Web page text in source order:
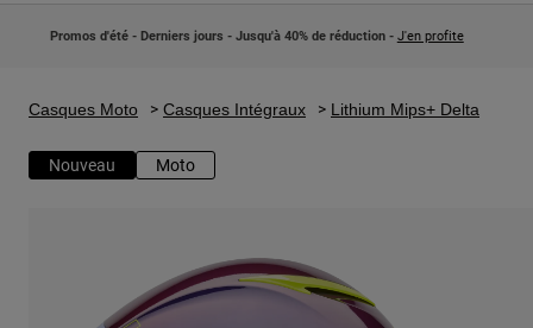
Nouveautés
Casques Motocross Enfant
Explorez Moto
Jet
Nouveautés
Lifestyle
Intégrales
Promos d'été - Derniers jours - Jusqu'à 40% de réduction - J'en profite
Casques Moto Casques Intégraux Lithium Mips+ Delta
Nouveau Moto